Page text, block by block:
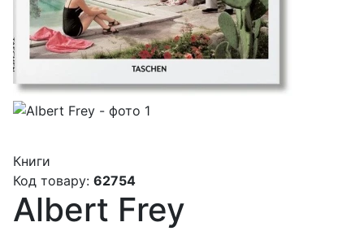
Книги
Код товару: 62754
Albert Frey